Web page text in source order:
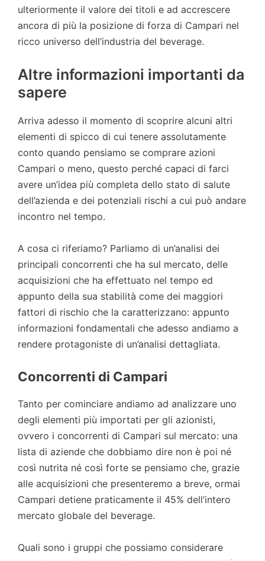
ulteriormente il valore dei titoli e ad accrescere
ancora di più la posizione di forza di Campari nel
ricco universo dell’industria del beverage.
Altre informazioni importanti da
sapere
Arriva adesso il momento di scoprire alcuni altri
elementi di spicco di cui tenere assolutamente
conto quando pensiamo se comprare azioni
Campari o meno, questo perché capaci di farci
avere un’idea più completa dello stato di salute
dell’azienda e dei potenziali rischi a cui può andare
incontro nel tempo.
A cosa ci riferiamo? Parliamo di un’analisi dei
principali concorrenti che ha sul mercato, delle
acquisizioni che ha effettuato nel tempo ed
appunto della sua stabilità come dei maggiori
fattori di rischio che la caratterizzano: appunto
informazioni fondamentali che adesso andiamo a
rendere protagoniste di un’analisi dettagliata.
Concorrenti di Campari
Tanto per cominciare andiamo ad analizzare uno
degli elementi più importati per gli azionisti,
ovvero i concorrenti di Campari sul mercato: una
lista di aziende che dobbiamo dire non è poi né
così nutrita né così forte se pensiamo che, grazie
alle acquisizioni che presenteremo a breve, ormai
Campari detiene praticamente il 45% dell’intero
mercato globale del beverage.
Quali sono i gruppi che possiamo considerare